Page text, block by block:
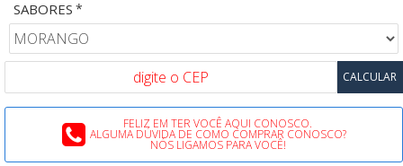
SABORES
FELIZ EM TER VOCÊ AQUI CONOSCO.
ALGUMA DÚVIDA DE COMO COMPRAR CONOSCO?
NÓS LIGAMOS PARA VOCÊ!